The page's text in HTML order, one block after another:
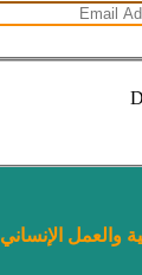
والعمل الإنساني